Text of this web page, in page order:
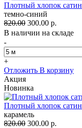
Плотный хлопок сатин
темно-синий
820.00 300.00 р.
В наличии на складе
-
+
Отложить В корзину
Акция
Новинка
Плотный хлопок сатин
карамель
820.00 300.00 р.